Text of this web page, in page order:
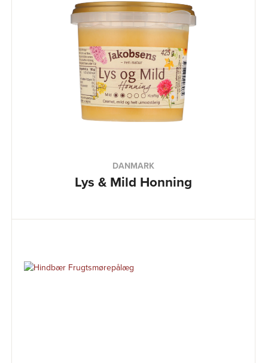
DANMARK
Lys & Mild Honning